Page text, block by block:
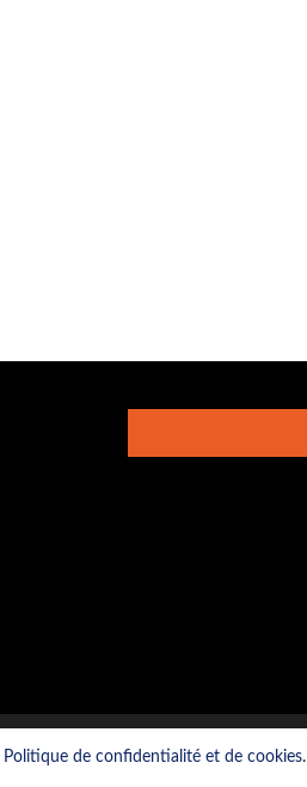
Politique de confidentialité et de cookies.